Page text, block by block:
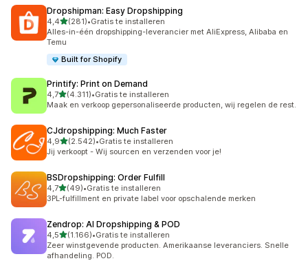
Dropshipman: Easy Dropshipping
4,4van 5 sterren
(281)
281 recensies in totaal
•Gratis te installeren
Alles-in-één dropshipping-leverancier met AliExpress, Alibaba en
Temu
Built for Shopify
Printify: Print on Demand
4,7van 5 sterren
(4.311)
4311 recensies in totaal
•Gratis te installeren
Maak en verkoop gepersonaliseerde producten, wij regelen de rest.
CJdropshipping: Much Faster
4,9van 5 sterren
(2.542)
2542 recensies in totaal
•Gratis te installeren
Jij verkoopt - Wij sourcen en verzenden voor je!
BSDropshipping: Order Fulfill
4,7van 5 sterren
(49)
49 recensies in totaal
•Gratis te installeren
3PL-fulfillment en private label voor opschalende merken
Zendrop: AI Dropshipping & POD
4,5van 5 sterren
(1.166)
1166 recensies in totaal
•Gratis te installeren
Zeer winstgevende producten. Amerikaanse leveranciers. Snelle
afhandeling. POD.